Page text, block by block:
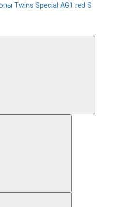
Twins Special AG1 red S